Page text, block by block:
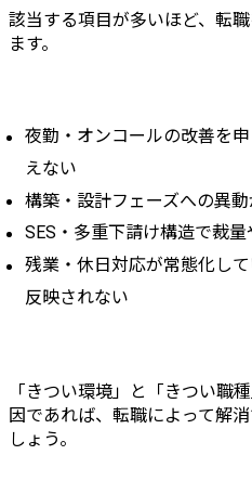
該当する項目が多いほど、転
ます。
夜勤・オンコールの改善を
えない
構築・設計フェーズへの異
SES・多重下請け構造で裁
残業・休日対応が常態化し
反映されない
「きつい環境」と「きつい職
因であれば、転職によって解
しょう。